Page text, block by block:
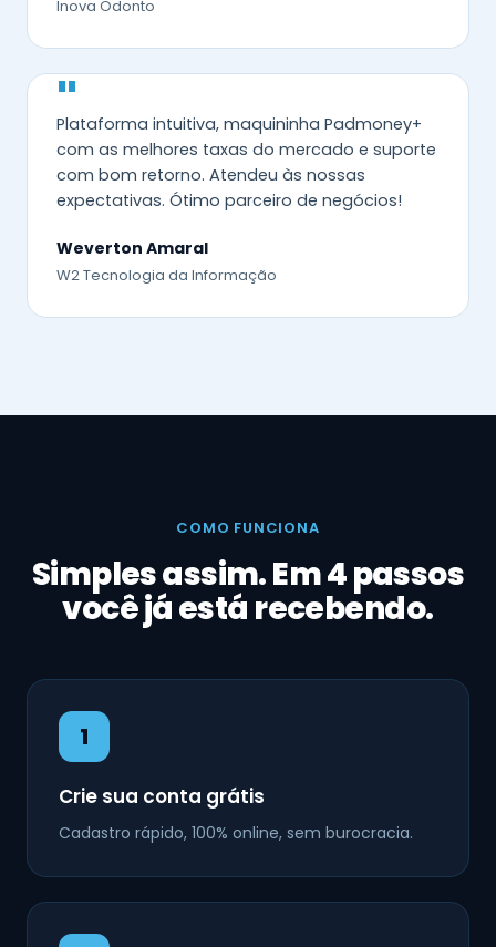
Inova Odonto
"
Plataforma intuitiva, maquininha Padmoney+
com as melhores taxas do mercado e suporte
com bom retorno. Atendeu às nossas
expectativas. Ótimo parceiro de negócios!
Weverton Amaral
W2 Tecnologia da Informação
COMO FUNCIONA
Simples assim. Em 4 passos
você já está recebendo.
1
Crie sua conta grátis
Cadastro rápido, 100% online, sem burocracia.